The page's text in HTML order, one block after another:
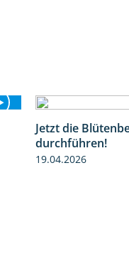
Jetzt die
durchführen!
19.04.2026